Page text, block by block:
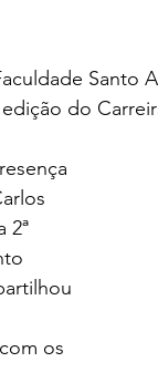
do
2ª
os